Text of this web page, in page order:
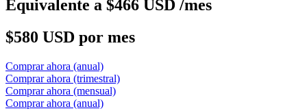
Equivalente a $466 USD /mes
$580 USD por mes
Comprar ahora (anual)
Comprar ahora (trimestral)
Comprar ahora (mensual)
Comprar ahora (anual)